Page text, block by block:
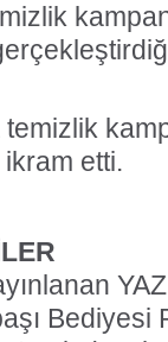
etti.